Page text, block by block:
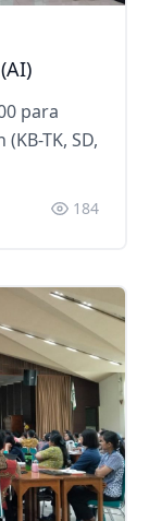
para
TK, SD,
184